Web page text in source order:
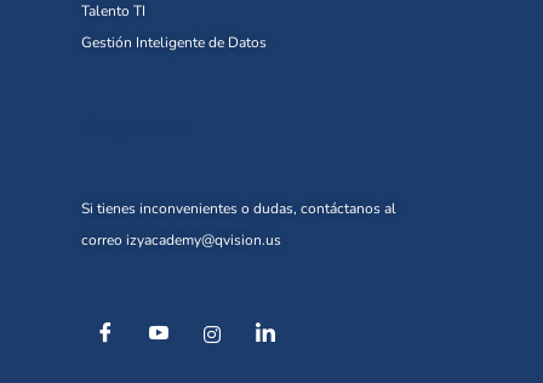
Talento TI
Gestión Inteligente de Datos
Si tienes inconvenientes o dudas, contáctanos al
correo izyacademy@qvision.us